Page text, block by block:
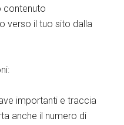
contenuto
verso il tuo sito dalla
importanti e traccia
anche il numero di